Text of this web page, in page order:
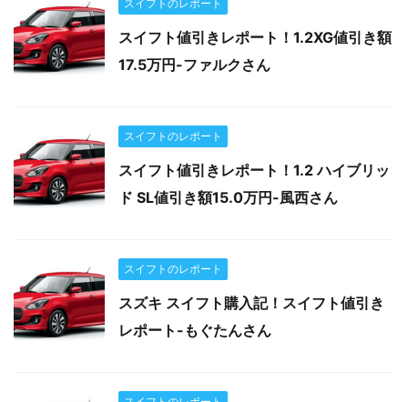
スイフトのレポート
スイフト値引きレポート！1.2XG値引き額
17.5万円-ファルクさん
スイフトのレポート
スイフト値引きレポート！1.2 ハイブリッ
ド SL値引き額15.0万円-風西さん
スイフトのレポート
スズキ スイフト購入記！スイフト値引き
レポート-もぐたんさん